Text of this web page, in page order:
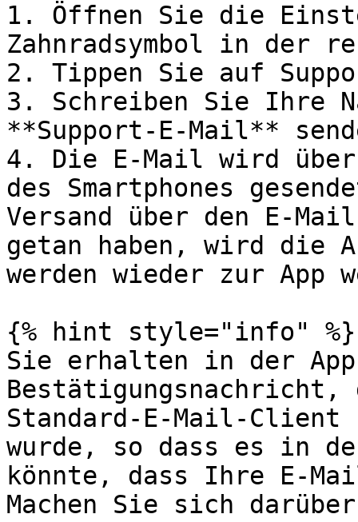
1. Öffnen Sie die
Zahnradsymbol in der
2. Tippen Sie auf
3. Schreiben Sie Ihre
**Support-E-Mail**
4. Die E-Mail wird
des Smartphones
Versand über den E-
getan haben, wird die
werden wieder zur
{% hint style="info" %}
Sie erhalten in der
Bestätigungsnachricht,
Standard-E-Mail-Client
wurde, so dass es in
könnte, dass Ihre E-
Machen Sie sich